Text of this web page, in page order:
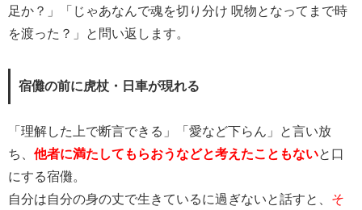
足か？」「じゃあなんで魂を切り分け 呪物となってまで時
を渡った？」と問い返します。
宿儺の前に虎杖・日車が現れる
「理解した上で断言できる」「愛など下らん」と言い放
ち、 他者に満たしてもらおうなどと考えたこともないと口
にする宿儺。
自分は自分の身の丈で生きているに過ぎないと話すと、 そ